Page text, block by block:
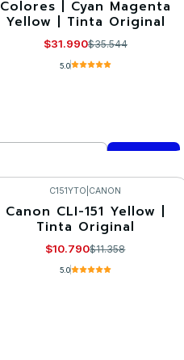
Colores | Cyan Magenta
Yellow | Tinta Original
$31.990$35.544
5.0
Comprar ahora
-5%
C151YTO CANON
Canon CLI-151 Yellow |
Tinta Original
$10.790$11.358
5.0